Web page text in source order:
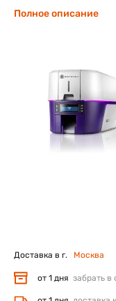
Полное описание
Доставка в г. Москва
от 1 дня забрать в